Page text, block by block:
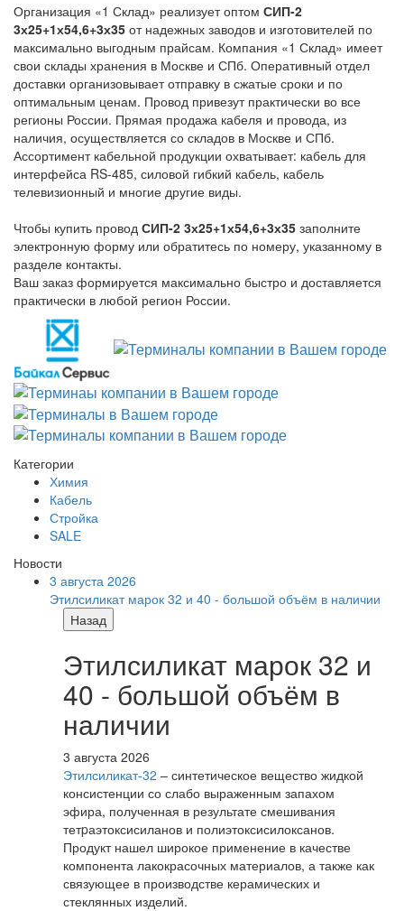
Организация «1 Склад» реализует оптом СИП-2
3х25+1х54,6+3х35 от надежных заводов и изготовителей по
максимально выгодным прайсам. Компания «1 Склад» имеет
свои склады хранения в Москве и СПб. Оперативный отдел
доставки организовывает отправку в сжатые сроки и по
оптимальным ценам. Провод привезут практически во все
регионы России. Прямая продажа кабеля и провода, из
наличия, осуществляется со складов в Москве и СПб.
Ассортимент кабельной продукции охватывает: кабель для
интерфейса RS-485, силовой гибкий кабель, кабель
телевизионный и многие другие виды.
Чтобы купить провод СИП-2 3х25+1х54,6+3х35 заполните
электронную форму или обратитесь по номеру, указанному в
разделе контакты.
Ваш заказ формируется максимально быстро и доставляется
практически в любой регион России.
Категории
Химия
Кабель
Стройка
SALE
Новости
3 августа 2026
Этилсиликат марок 32 и 40 - большой объём в наличии
Назад
Этилсиликат марок 32 и
40 - большой объём в
наличии
3 августа 2026
Этилсиликат-32 – синтетическое вещество жидкой
консистенции со слабо выраженным запахом
эфира, полученная в результате смешивания
тетpаэтоксисиланов и полиэтоксисилоксанов.
Продукт нашел широкое применение в качестве
компонента лакокрасочных материалов, а также как
связующее в производстве керамических и
стеклянных изделий.